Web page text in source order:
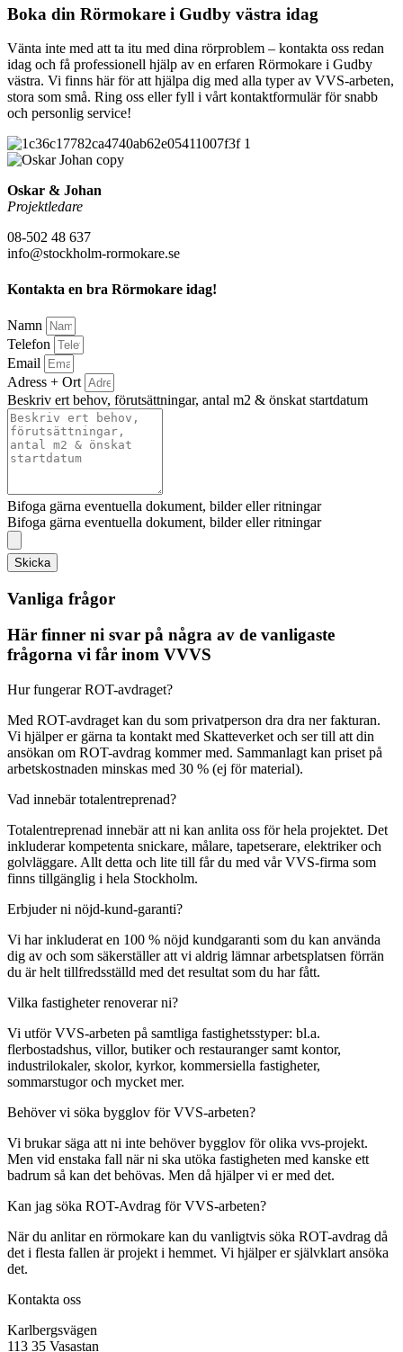
Boka din Rörmokare i Gudby västra idag
Vänta inte med att ta itu med dina rörproblem – kontakta oss redan
idag och få professionell hjälp av en erfaren Rörmokare i Gudby
västra. Vi finns här för att hjälpa dig med alla typer av VVS-arbeten,
stora som små. Ring oss eller fyll i vårt kontaktformulär för snabb
och personlig service!
Oskar & Johan
Projektledare
08-502 48 637
info@stockholm-rormokare.se
Kontakta en bra Rörmokare idag!
Namn
Telefon
Email
Adress + Ort
Beskriv ert behov, förutsättningar, antal m2 & önskat startdatum
Bifoga gärna eventuella dokument, bilder eller ritningar
Bifoga gärna eventuella dokument, bilder eller ritningar
Skicka
Vanliga frågor
Här finner ni svar på några av de vanligaste
frågorna vi får inom VVVS
Hur fungerar ROT-avdraget?
Med ROT-avdraget kan du som privatperson dra dra ner fakturan.
Vi hjälper er gärna ta kontakt med Skatteverket och ser till att din
ansökan om ROT-avdrag kommer med. Sammanlagt kan priset på
arbetskostnaden minskas med 30 % (ej för material).
Vad innebär totalentreprenad?
Totalentreprenad innebär att ni kan anlita oss för hela projektet. Det
inkluderar kompetenta snickare, målare, tapetserare, elektriker och
golvläggare. Allt detta och lite till får du med vår VVS-firma som
finns tillgänglig i hela Stockholm.
Erbjuder ni nöjd-kund-garanti?
Vi har inkluderat en 100 % nöjd kundgaranti som du kan använda
dig av och som säkerställer att vi aldrig lämnar arbetsplatsen förrän
du är helt tillfredsställd med det resultat som du har fått.
Vilka fastigheter renoverar ni?
Vi utför VVS-arbeten på samtliga fastighetsstyper: bl.a.
flerbostadshus, villor, butiker och restauranger samt kontor,
industrilokaler, skolor, kyrkor, kommersiella fastigheter,
sommarstugor och mycket mer.
Behöver vi söka bygglov för VVS-arbeten?
Vi brukar säga att ni inte behöver bygglov för olika vvs-projekt.
Men vid enstaka fall när ni ska utöka fastigheten med kanske ett
badrum så kan det behövas. Men då hjälper vi er med det.
Kan jag söka ROT-Avdrag för VVS-arbeten?
När du anlitar en rörmokare kan du vanligtvis söka ROT-avdrag då
det i flesta fallen är projekt i hemmet. Vi hjälper er självklart ansöka
det.
Kontakta oss
Karlbergsvägen
113 35 Vasastan